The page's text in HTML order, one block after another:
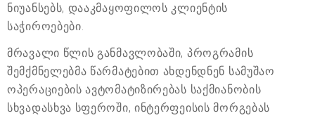
ნიუანსებს, დააკმაყოფილოს კლიენტის
საჭიროებები.
მრავალი წლის განმავლობაში, პროგრამის
შემქმნელებმა წარმატებით ახდენდნენ სამუშაო
ოპერაციების ავტომატიზირებას საქმიანობის
სხვადასხვა სფეროში, ინტერფეისის მორგებას